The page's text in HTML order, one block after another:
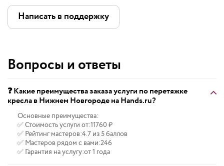
Написать в поддержку
Вопросы и ответы
❓ Какие преимущества заказа услуги по перетяжке
кресла в Нижнем Новгороде на Hands.ru?
Основные преимущества:
✅ Стоимость услуги от:11760 ₽
✅ Рейтинг мастеров:4.7 из 5 баллов
✅ Мастеров рядом с вами:246
✅ Гарантия на услугу:от 1 года